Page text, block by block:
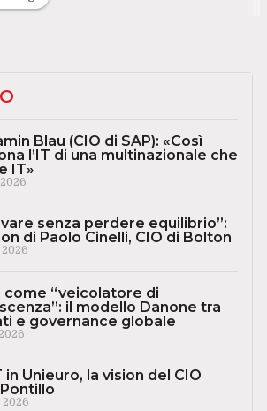
Blau (CIO di SAP): «Così
l’IT di una multinazionale che
IT»
senza perdere equilibrio”:
di Paolo Cinelli, CIO di Bolton
2026
come “veicolatore di
il modello Danone tra
e governance globale
in Unieuro, la vision del CIO